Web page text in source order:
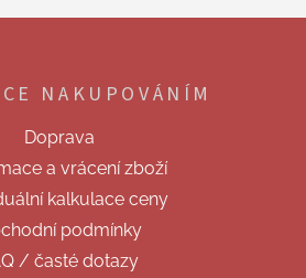
NAKUPOVÁNÍM
Doprava
a vrácení zboží
kalkulace ceny
podmínky
/ časté dotazy